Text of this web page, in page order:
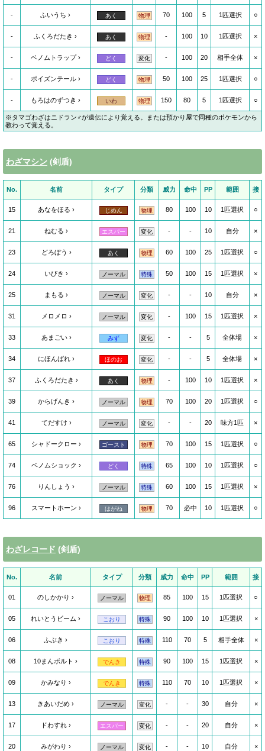
- ふいうち あく 物理 70 100 5 1匹選択 ○
- ふくろだたき あく 物理 - 100 10 1匹選択 ×
- ベノムトラップ どく 変化 - 100 20 相手全体 ×
- ポイズンテール どく 物理 50 100 25 1匹選択 ○
- もろはのずつき いわ 物理 150 80 5 1匹選択 ○
※タマゴわざはニドラン♂が遺伝により覚える。または預かり屋で同種のポケモンから
教わって覚える。
わざマシン (剣盾)
No. 名前 タイプ 分類 威力 命中 PP 範囲 接
15 あなをほる じめん 物理 80 100 10 1匹選択 ○
21 ねむる エスパー 変化 - - 10 自分 ×
23 どろぼう あく 物理 60 100 25 1匹選択 ○
24 いびき ノーマル 特殊 50 100 15 1匹選択 ×
25 まもる ノーマル 変化 - - 10 自分 ×
31 メロメロ ノーマル 変化 - 100 15 1匹選択 ×
33 あまごい みず 変化 - - 5 全体場 ×
34 にほんばれ ほのお 変化 - - 5 全体場 ×
37 ふくろだたき あく 物理 - 100 10 1匹選択 ×
39 からげんき ノーマル 物理 70 100 20 1匹選択 ○
41 てだすけ ノーマル 変化 - - 20 味方1匹 ×
65 シャドークロー ゴースト 物理 70 100 15 1匹選択 ○
74 ベノムショック どく 特殊 65 100 10 1匹選択 ○
76 りんしょう ノーマル 特殊 60 100 15 1匹選択 ×
96 スマートホーン はがね 物理 70 必中 10 1匹選択 ○
わざレコード (剣盾)
No. 名前 タイプ 分類 威力 命中 PP 範囲 接
01 のしかかり ノーマル 物理 85 100 15 1匹選択 ○
05 れいとうビーム こおり 特殊 90 100 10 1匹選択 ×
06 ふぶき こおり 特殊 110 70 5 相手全体 ×
08 10まんボルト でんき 特殊 90 100 15 1匹選択 ×
09 かみなり でんき 特殊 110 70 10 1匹選択 ×
13 きあいだめ ノーマル 変化 - - 30 自分 ×
17 ドわすれ エスパー 変化 - - 20 自分 ×
20 みがわり ノーマル 変化 - - 10 自分 ×